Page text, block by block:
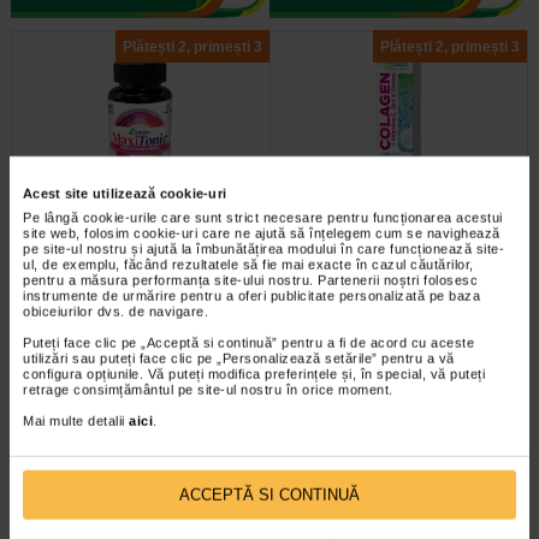
Acest site utilizează cookie-uri
Pe lângă cookie-urile care sunt strict necesare pentru funcționarea acestui
site web, folosim cookie-uri care ne ajută să înțelegem cum se navighează
pe site-ul nostru și ajută la îmbunătățirea modului în care funcționează site-
ul, de exemplu, făcând rezultatele să fie mai exacte în cazul căutărilor,
pentru a măsura performanța site-ului nostru. Partenerii noștri folosesc
instrumente de urmărire pentru a oferi publicitate personalizată pe baza
obiceiurilor dvs. de navigare.
Puteți face clic pe „Acceptă si continuă” pentru a fi de acord cu aceste
utilizări sau puteți face clic pe „Personalizează setările” pentru a vă
configura opțiunile. Vă puteți modifica preferințele și, în special, vă puteți
retrage consimțământul pe site-ul nostru în orice moment.
Mai multe detalii aici.
ACCEPTĂ SI CONTINUĂ
Plătești 2, primești 3
Maxitonic pentru femei, 60
jeleuri, BENESIO
Benesio MaxiTonic jeleuri pentru
femei este un supliment alimentar
sub forma de jeleuri cu aroma…
Plătești 2, primești 3
COLAGEN + Vit C, Zinc si
Biotina, 20 comprimate…
Naturalis Colagen + Vitamina C,
alimentar sub forma de…
ARTICOLE RECOMANDATE